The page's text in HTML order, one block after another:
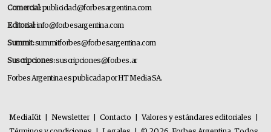
Comercial:publicidad@forbesargentina.com
Editorial:info@forbesargentina.com
Summit:summitforbes@forbesargentina.com
Suscripciones:suscripciones@forbes.ar
Forbes Argentina es publicada por HT Media SA.
MediaKit Newsletter Contacto Valores y estándares editoriales